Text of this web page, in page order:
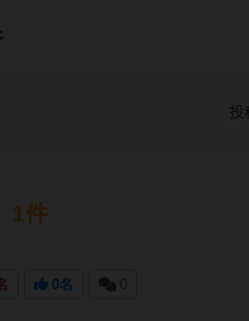
投
1件
0名 0